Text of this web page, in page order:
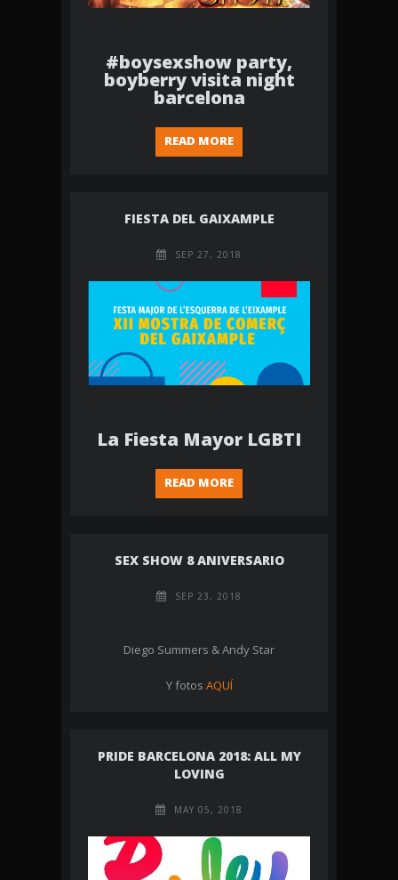
#boysexshow party,
boyberry visita night
barcelona
READ MORE
FIESTA DEL GAIXAMPLE
SEP 27, 2018
La Fiesta Mayor LGBTI
READ MORE
SEX SHOW 8 ANIVERSARIO
SEP 23, 2018
Diego Summers & Andy Star
Y fotos AQUÍ
PRIDE BARCELONA 2018: ALL MY
LOVING
MAY 05, 2018